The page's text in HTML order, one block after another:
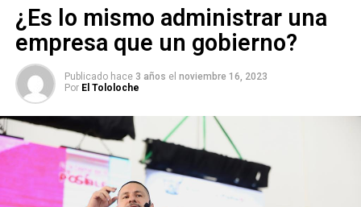
¿Es lo mismo administrar una
empresa que un gobierno?
Publicado hace 3 años el noviembre 16, 2023
Por El Tololoche